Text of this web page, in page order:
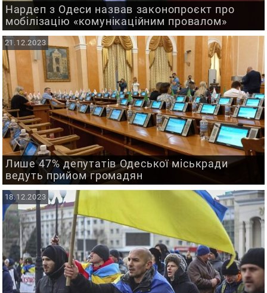
Нардеп з Одеси назвав законопроєкт про
мобілізацію «комунікаційним провалом»
Лише 47% депутатів Одеської міськради
ведуть прийом громадян
21.12.2023
18.12.2023